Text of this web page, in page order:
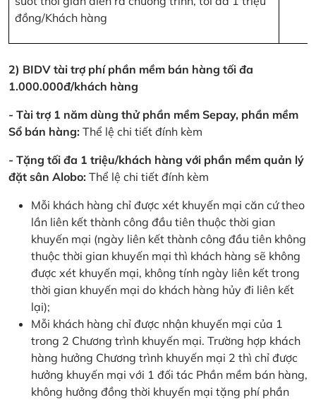
đồng/Khách hàng
2) BIDV tài trợ phí phần mềm bán hàng tối đa
1.000.000đ/khách hàng
- Tài trợ 1 năm dùng thử phần mềm Sepay, phần mềm
Sổ bán hàng: Thể lệ chi tiết đính kèm
- Tặng tối đa 1 triệu/khách hàng với phần mềm quản lý
đặt sân Alobo: Thể lệ chi tiết đính kèm
Mỗi khách hàng chỉ được xét khuyến mại căn cứ theo
lần liên kết thành công đầu tiên thuộc thời gian
khuyến mại (ngày liên kết thành công đầu tiên không
thuộc thời gian khuyến mại thì khách hàng sẽ không
được xét khuyến mại, không tính ngày liên kết trong
thời gian khuyến mại do khách hàng hủy đi liên kết
lại);
Mỗi khách hàng chỉ được nhận khuyến mại của 1
trong 2 Chương trình khuyến mại. Trường hợp khách
hàng hưởng Chương trình khuyến mại 2 thì chỉ được
hưởng khuyến mại với 1 đối tác Phần mềm bán hàng,
không hưởng đồng thời khuyến mại tặng phí phần